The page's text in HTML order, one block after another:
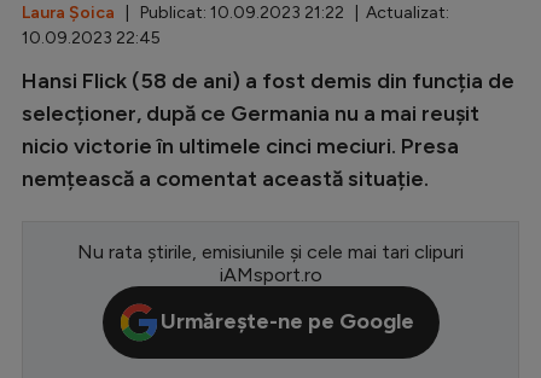
Clasamente
Champions League
Europa League
CM 2026
Premier League
Laura Șoica | Publicat: 10.09.2023 21:22 | Actualizat:
10.09.2023 22:45
Hansi Flick (58 de ani) a fost demis din funcția de
selecționer, după ce Germania nu a mai reușit
nicio victorie în ultimele cinci meciuri. Presa
nemțească a comentat această situație.
Nu rata știrile, emisiunile și cele mai tari clipuri
iAMsport.ro
Urmărește-ne pe Google